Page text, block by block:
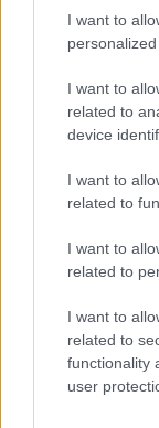
I want to
personalized
I want to
related to
device
I want to
related to
I want to
related to
I want to
related to
functionality
user
Historia de
España:
Explora la